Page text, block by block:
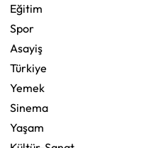
Eğitim
Spor
Asayiş
Türkiye
Yemek
Sinema
Yaşam